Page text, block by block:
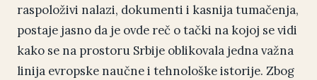
raspoloživi nalazi, dokumenti i kasnija tumačenja,
postaje jasno da je ovde reč o tački na kojoj se vidi
kako se na prostoru Srbije oblikovala jedna važna
linija evropske naučne i tehnološke istorije. Zbog